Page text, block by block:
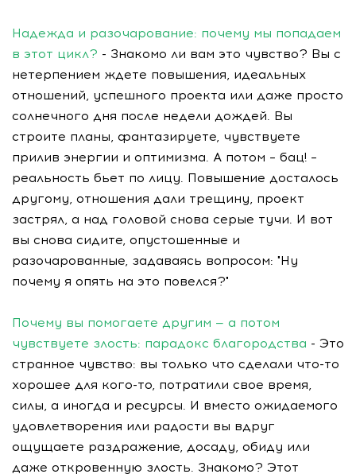
Надежда и разочарование: почему мы попадаем
в этот цикл? - Знакомо ли вам это чувство? Вы с
нетерпением ждете повышения, идеальных
отношений, успешного проекта или даже просто
солнечного дня после недели дождей. Вы
строите планы, фантазируете, чувствуете
прилив энергии и оптимизма. А потом – бац! –
реальность бьет по лицу. Повышение досталось
другому, отношения дали трещину, проект
застрял, а над головой снова серые тучи. И вот
вы снова сидите, опустошенные и
разочарованные, задаваясь вопросом: "Ну
почему я опять на это повелся?"
Почему вы помогаете другим — а потом
чувствуете злость: парадокс благородства - Это
странное чувство: вы только что сделали что-то
хорошее для кого-то, потратили свое время,
силы, а иногда и ресурсы. И вместо ожидаемого
удовлетворения или радости вы вдруг
ощущаете раздражение, досаду, обиду или
даже откровенную злость. Знакомо? Этот